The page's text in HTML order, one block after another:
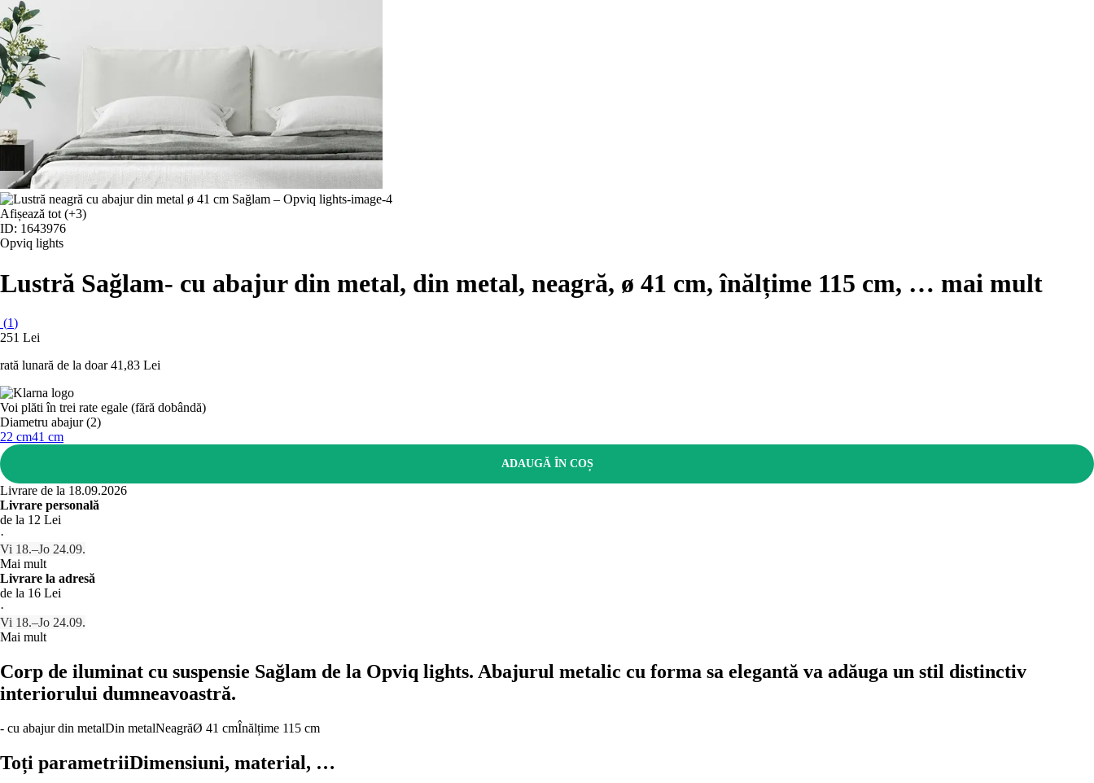
Afișează tot (+3)
ID: 1643976
Opviq lights
Lustră Sağlam- cu abajur din metal, din metal, neagră, ø 41 cm, înălțime 115 cm, … mai mult
(1)
251 Lei
rată lunară de la doar 41,83 Lei
Voi plăti în trei rate egale (fără dobândă)
Diametru abajur (2)
22 cm41 cm
ADAUGĂ ÎN COȘ
Livrare de la 18.09.2026
Livrare personală
de la 12 Lei
·
Vi 18.–Jo 24.09.
Mai mult
Livrare la adresă
de la 16 Lei
·
Vi 18.–Jo 24.09.
Mai mult
Corp de iluminat cu suspensie Sağlam de la Opviq lights. Abajurul metalic cu forma sa elegantă va adăuga un stil distinctiv
interiorului dumneavoastră.
- cu abajur din metalDin metalNeagrăØ 41 cmÎnălțime 115 cm
Toți parametriiDimensiuni, material, …